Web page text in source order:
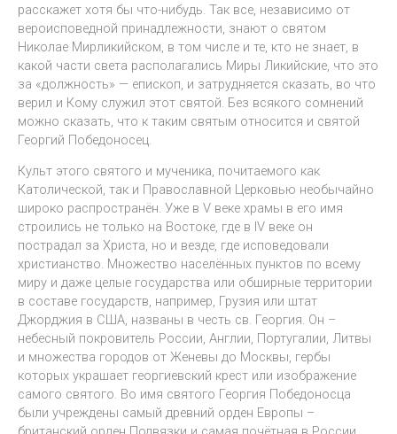
расскажет хотя бы что-нибудь. Так все, независимо от
вероисповедной принадлежности, знают о святом
Николае Мирликийском, в том числе и те, кто не знает, в
какой части света располагались Миры Ликийские, что это
за «должность» — епископ, и затрудняется сказать, во что
верил и Кому служил этот святой. Без всякого сомнений
можно сказать, что к таким святым относится и святой
Георгий Победоносец.
Культ этого святого и мученика, почитаемого как
Католической, так и Православной Церковью необычайно
широко распространён. Уже в V веке храмы в его имя
строились не только на Востоке, где в IV веке он
пострадал за Христа, но и везде, где исповедовали
христианство. Множество населённых пунктов по всему
миру и даже целые государства или обширные территории
в составе государств, например, Грузия или штат
Джорджия в США, названы в честь св. Георгия. Он –
небесный покровитель России, Англии, Португалии, Литвы
и множества городов от Женевы до Москвы, гербы
которых украшает георгиевский крест или изображение
самого святого. Во имя святого Георгия Победоносца
были учреждены самый древний орден Европы –